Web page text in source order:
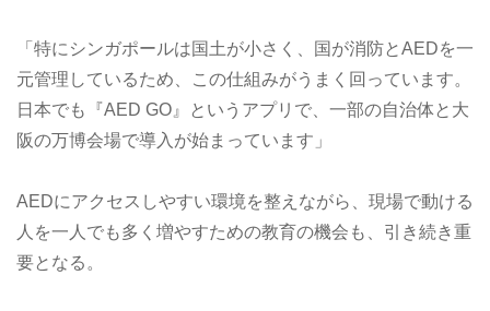
「特にシンガポールは国土が小さく、国が消防とAEDを一
元管理しているため、この仕組みがうまく回っています。
日本でも『AED GO』というアプリで、一部の自治体と大
阪の万博会場で導入が始まっています」
AEDにアクセスしやすい環境を整えながら、現場で動ける
人を一人でも多く増やすための教育の機会も、引き続き重
要となる。